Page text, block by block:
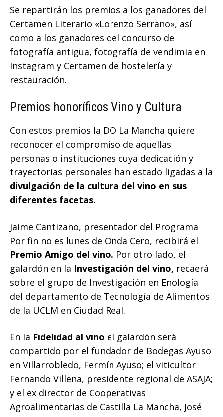
Se repartirán los premios a los ganadores del
Certamen Literario «Lorenzo Serrano», así
como a los ganadores del concurso de
fotografía antigua, fotografía de vendimia en
Instagram y Certamen de hostelería y
restauración.
Premios honoríficos Vino y Cultura
Con estos premios la DO La Mancha quiere
reconocer el compromiso de aquellas
personas o instituciones cuya dedicación y
trayectorias personales han estado ligadas a la
divulgación de la cultura del vino en sus
diferentes facetas.
Jaime Cantizano, presentador del Programa
Por fin no es lunes de Onda Cero, recibirá el
Premio Amigo del vino. Por otro lado, el
galardón en la Investigación del vino, recaerá
sobre el grupo de Investigación en Enología
del departamento de Tecnología de Alimentos
de la UCLM en Ciudad Real.
En la Fidelidad al vino el galardón será
compartido por el fundador de Bodegas Ayuso
en Villarrobledo, Fermín Ayuso; el viticultor
Fernando Villena, presidente regional de ASAJA;
y el ex director de Cooperativas
Agroalimentarias de Castilla La Mancha, José